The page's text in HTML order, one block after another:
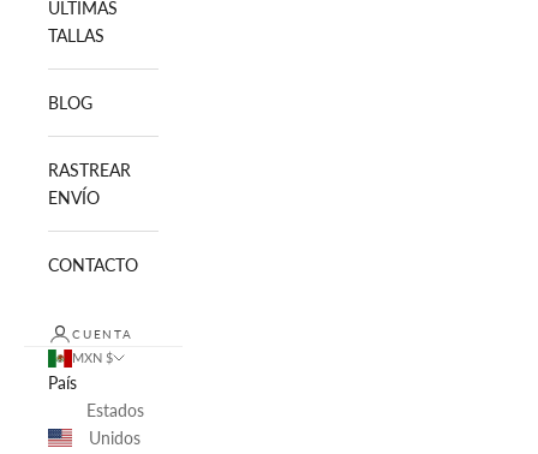
ULTIMAS
TALLAS
BLOG
RASTREAR
ENVÍO
CONTACTO
CUENTA
MXN $
País
Estados
Unidos